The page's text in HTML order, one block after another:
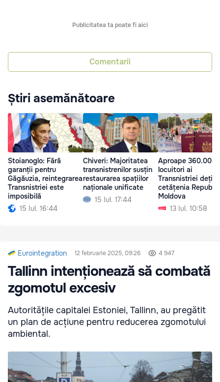
Publicitatea ta poate fi aici
Comentarii
Știri asemănătoare
Stoianoglo: Fără
garanții pentru
Găgăuzia, reintegrarea
Transnistriei este
imposibilă
15 Iul. 16:44
Chiveri: Majoritatea
transnistrenilor susțin
restaurarea spațiilor
naționale unificate
15 Iul. 17:44
Aproape 360.000
locuitori ai
Transnistriei dețin
cetățenia
Moldova
13 Iul. 10:58
Eurointegration 12 februarie 2025, 09:26 4 947
Tallinn intenționează să combată
zgomotul excesiv
Autoritățile capitalei Estoniei, Tallinn, au pregătit
un plan de acțiune pentru reducerea zgomotului
ambiental.